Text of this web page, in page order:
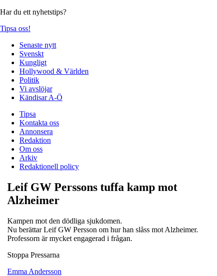
Har du ett nyhetstips?
Tipsa oss!
Senaste nytt
Svenskt
Kungligt
Hollywood & Världen
Politik
Vi avslöjar
Kändisar A-Ö
Tipsa
Kontakta oss
Annonsera
Redaktion
Om oss
Arkiv
Redaktionell policy
Leif GW Perssons tuffa kamp mot
Alzheimer
Kampen mot den dödliga sjukdomen.
Nu berättar Leif GW Persson om hur han slåss mot Alzheimer.
Professorn är mycket engagerad i frågan.
Stoppa Pressarna
Emma Andersson